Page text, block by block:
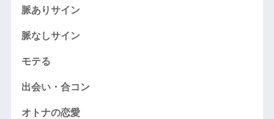
脈ありサイン
脈なしサイン
モテる
出会い・合コン
オトナの恋愛